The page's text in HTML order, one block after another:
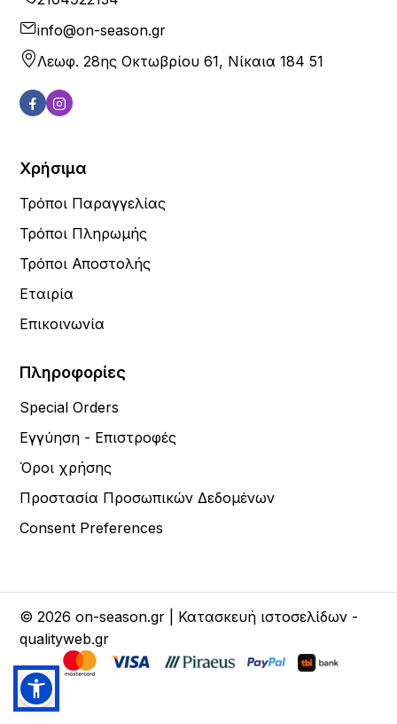
info@on-season.gr
Λεωφ. 28ης Οκτωβρίου 61, Νίκαια 184 51
Χρήσιμα
Τρόποι Παραγγελίας
Τρόποι Πληρωμής
Τρόποι Αποστολής
Εταιρία
Επικοινωνία
Πληροφορίες
Special Orders
Εγγύηση - Επιστροφές
Όροι χρήσης
Προστασία Προσωπικών Δεδομένων
Consent Preferences
© 2026 on-season.gr | Κατασκευή ιστοσελίδων -
qualityweb.gr